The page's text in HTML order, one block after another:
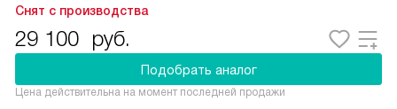
Снят с производства
29 100 руб.
Подобрать аналог
Цена действительна на момент последней продажи